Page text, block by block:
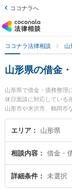
ココナラへ
ココナラ法律相談 山
山形県の借金
山形県で借金・債務整理
休日面談に対応している
山形市や米沢市、鶴岡市
の債務整理やクレジット
での絞り込み検索もでき
土日や夜間に発生した借
い』『借金・債務整理の
い』『初回相談無料で借
エリア 山形県
相談内容 借金・
詳細条件 未選択